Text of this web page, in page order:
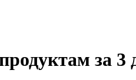
за 3